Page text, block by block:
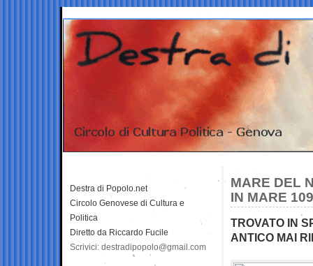
MARE DEL
IN MARE
TROVATO IN
ANTICO MAI
Destra di Popolo.net
Circolo Genovese di Cultura e
Politica
Diretto da Riccardo Fucile
Scrivici: destradipopolo@gmail.com